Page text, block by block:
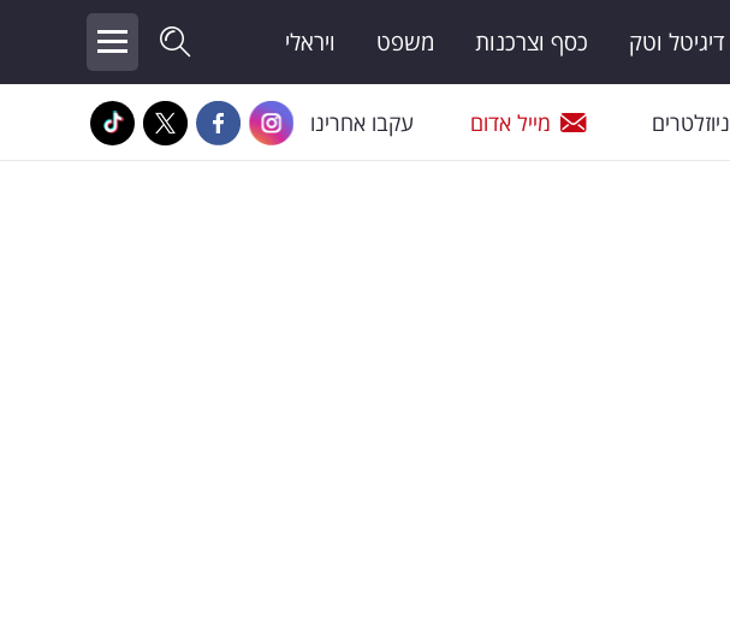
דיגיטל וטק כסף וצרכנות משפט ויראלי
ניוזלטרים מייל אדום עקבו אחרינו